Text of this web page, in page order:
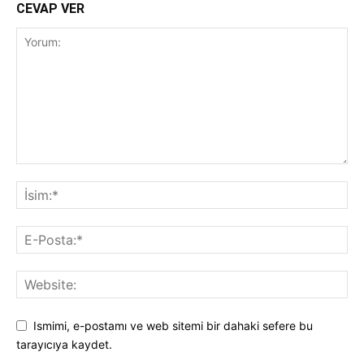
CEVAP VER
Ismimi, e-postamı ve web sitemi bir dahaki sefere bu
tarayıcıya kaydet.